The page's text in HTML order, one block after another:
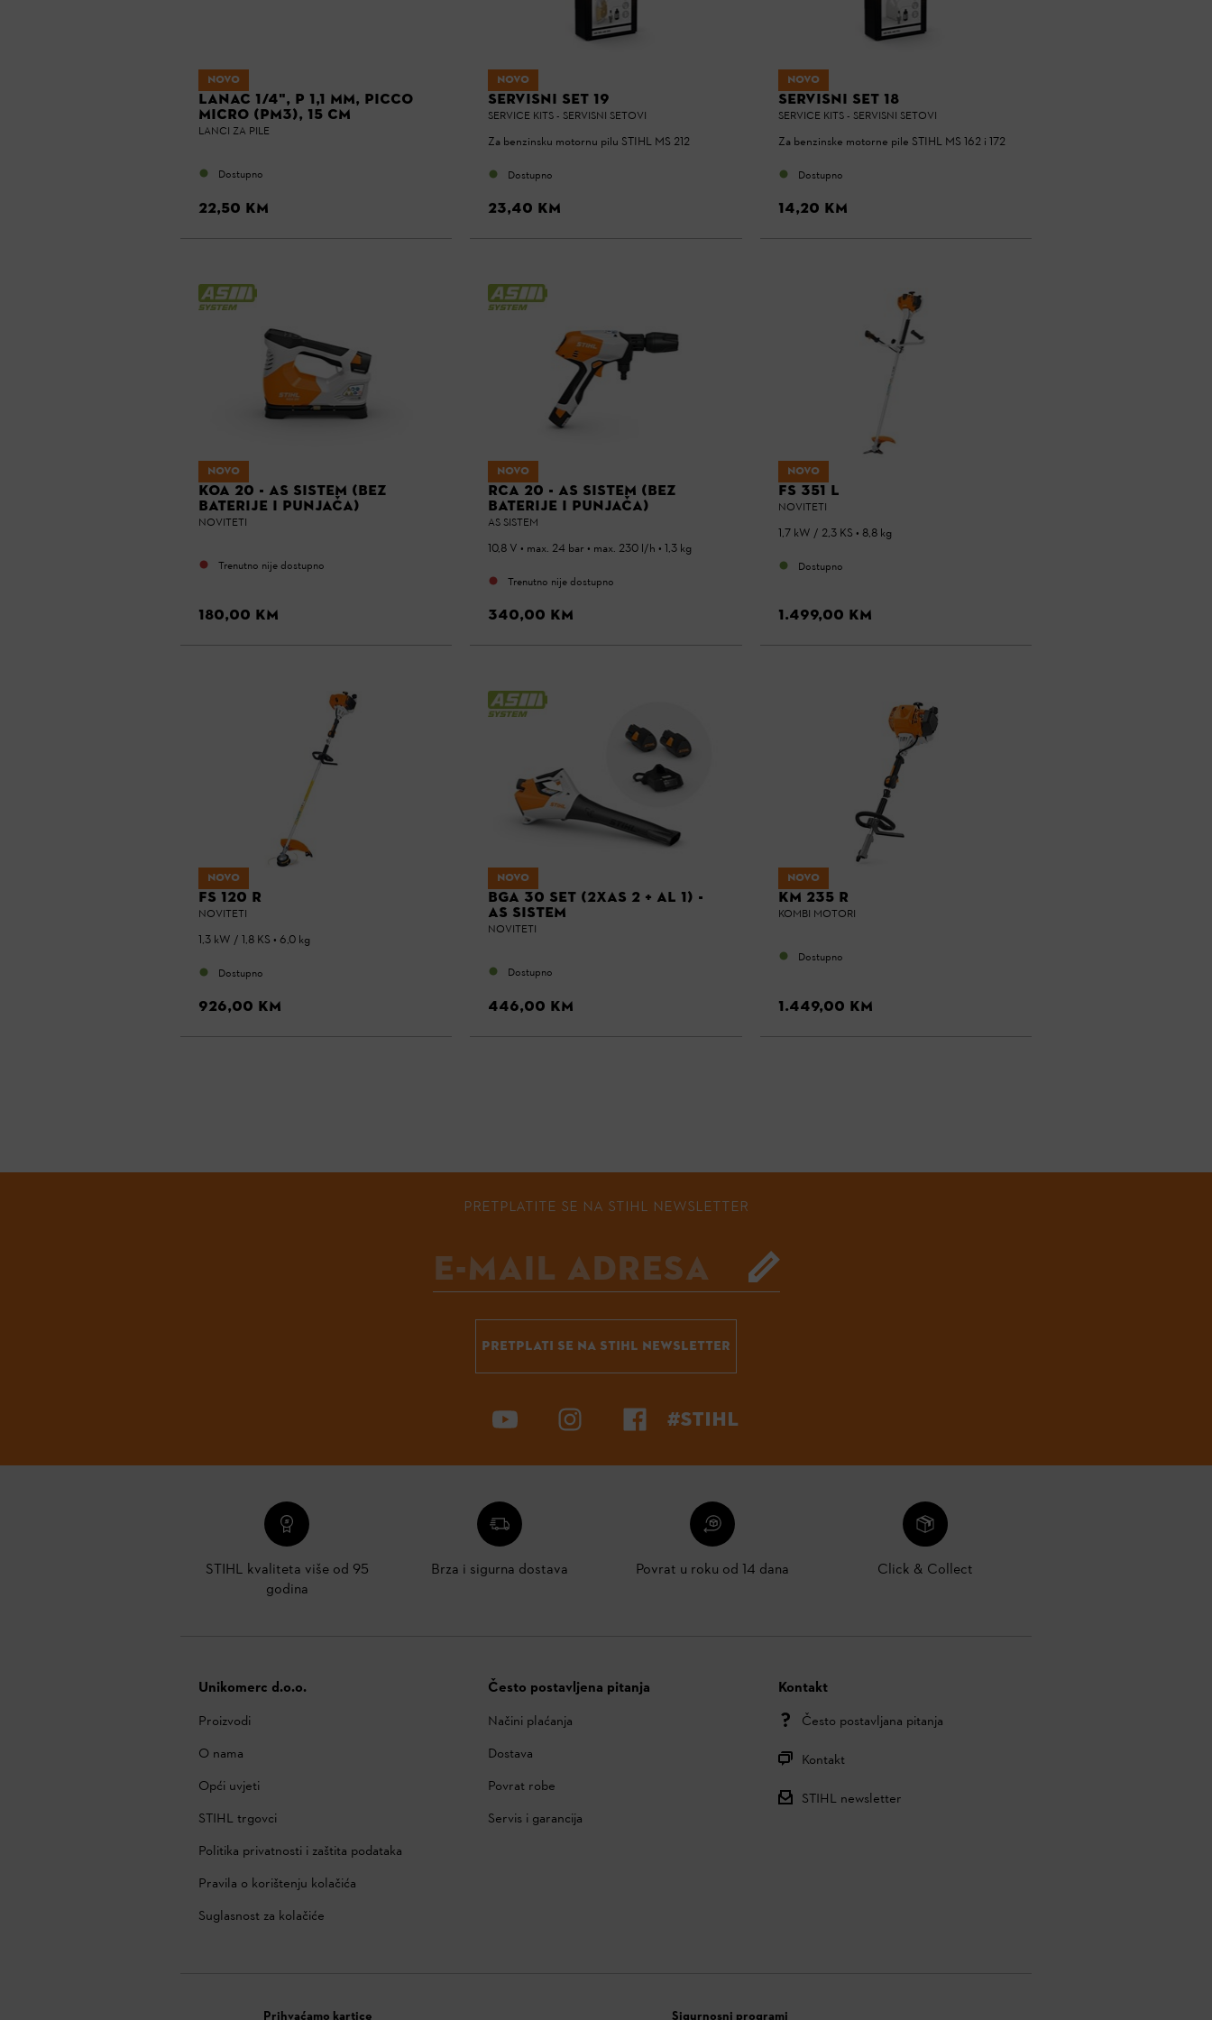
NOVO
LANAC 1/4", P 1,1 MM, PICCO
MICRO (PM3), 15 CM
LANCI ZA PILE
Dostupno
22,50 KM
NOVO
SERVISNI SET 19
SERVICE KITS - SERVISNI SETOVI
Za benzinsku motornu pilu STIHL MS 212
Dostupno
23,40 KM
NOVO
SERVISNI SET 18
SERVICE KITS - SERVISNI SETOVI
Za benzinske motorne pile STIHL MS 162 i 172
Dostupno
14,20 KM
NOVO
KOA 20 - AS SISTEM (BEZ
BATERIJE I PUNJAČA)
NOVITETI
Trenutno nije dostupno
180,00 KM
NOVO
RCA 20 - AS SISTEM (BEZ
BATERIJE I PUNJAČA)
AS SISTEM
10,8 V • max. 24 bar • max. 230 l/h • 1,3 kg
Trenutno nije dostupno
340,00 KM
NOVO
FS 351 L
NOVITETI
1,7 kW / 2,3 KS • 8,8 kg
Dostupno
1.499,00 KM
NOVO
FS 120 R
NOVITETI
1,3 kW / 1,8 KS • 6,0 kg
Dostupno
926,00 KM
NOVO
BGA 30 SET (2XAS 2 + AL 1) -
AS SISTEM
NOVITETI
Dostupno
446,00 KM
NOVO
KM 235 R
KOMBI MOTORI
Dostupno
1.449,00 KM
PRETPLATITE SE NA STIHL NEWSLETTER
PRETPLATI SE NA STIHL NEWSLETTER
#STIHL
STIHL kvaliteta više od 95
godina
Brza i sigurna dostava Povrat u roku od 14 dana Click & Collect
Unikomerc d.o.o.
Proizvodi
O nama
Opći uvjeti
STIHL trgovci
Politika privatnosti i zaštita podataka
Pravila o korištenju kolačića
Suglasnost za kolačiće
Često postavljena pitanja
Načini plaćanja
Dostava
Povrat robe
Servis i garancija
Kontakt
Često postavljana pitanja
Kontakt
STIHL newsletter